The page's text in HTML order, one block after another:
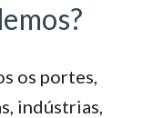
os portes,
indústrias,